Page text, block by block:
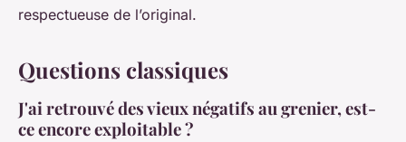
respectueuse de l’original.
Questions classiques
J'ai retrouvé des vieux négatifs au grenier, est-
ce encore exploitable ?